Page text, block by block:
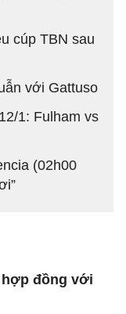
cúp TBN sau
với Gattuso
1: Fulham vs
(02h00
đồng với